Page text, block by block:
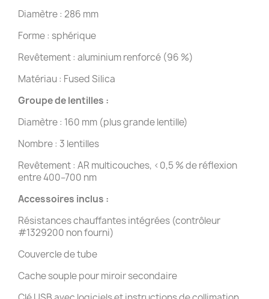
Diamètre : 286 mm
Forme : sphérique
Revêtement : aluminium renforcé (96 %)
Matériau : Fused Silica
Groupe de lentilles :
Diamètre : 160 mm (plus grande lentille)
Nombre : 3 lentilles
Revêtement : AR multicouches, <0,5 % de réflexion
entre 400–700 nm
Accessoires inclus :
Résistances chauffantes intégrées (contrôleur
#1329200 non fourni)
Couvercle de tube
Cache souple pour miroir secondaire